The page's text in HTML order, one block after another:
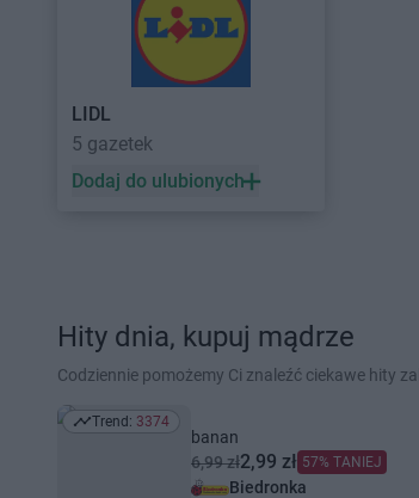
LIDL
5 gazetek
Dodaj do ulubionych
Hity dnia, kupuj mądrze
Codziennie pomożemy Ci znaleźć ciekawe hity
Trend: 3374
Trend: 3374
banan
6,99 zł2,99 zł 57% TANIEJ
Biedronka